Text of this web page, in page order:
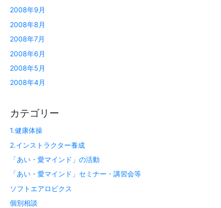
2008年9月
2008年8月
2008年7月
2008年6月
2008年5月
2008年4月
カテゴリー
1.健康体操
2.インストラクター養成
「あい・愛マインド」の活動
「あい・愛マインド」セミナー・講習会等
ソフトエアロビクス
個別相談